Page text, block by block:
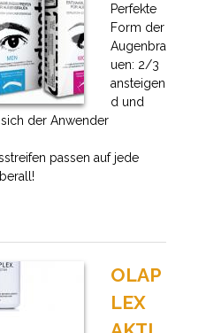
Perfekte
Form der
Augenbra
uen: 2/3
ansteigen
d und
der Anwender
passen auf jede
OLAP
LEX